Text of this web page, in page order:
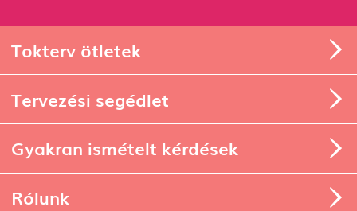
Tokterv ötletek
Tervezési segédlet
Gyakran ismételt kérdések
Rólunk